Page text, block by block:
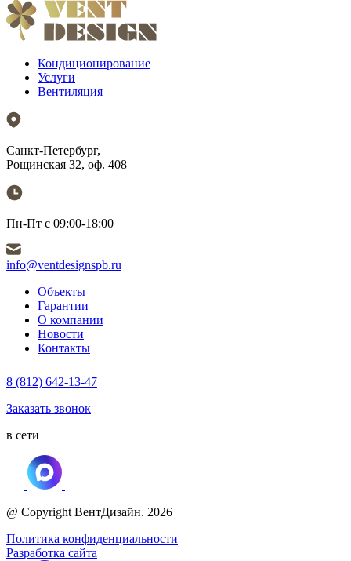
Кондиционирование
Услуги
Вентиляция
Санкт-Петербург,
Рощинская 32, оф. 408
Пн-Пт с 09:00-18:00
info@ventdesignspb.ru
Объекты
Гарантии
О компании
Новости
Контакты
8 (812) 642-13-47
Заказать звонок
в сети
@ Copyright ВентДизайн. 2026
Политика конфиденциальности
Разработка сайта